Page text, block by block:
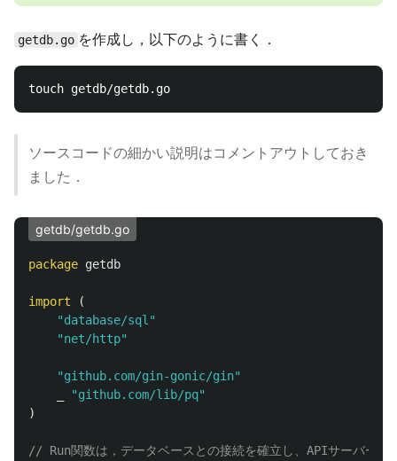
getdb.go を作成し，以下のように書く．
ソースコードの細かい説明はコメントアウトしておき
ました．
getdb/getdb.go
package getdb
import
(
"database/sql"
"net/http"
"github.com/gin-gonic/gin"
"github.com/lib/pq"
)
// Run関数は，データベースとの接続を確立し、APIサーバーを